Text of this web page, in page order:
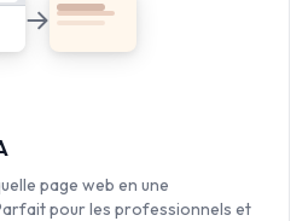
page web en une
pour les professionnels et